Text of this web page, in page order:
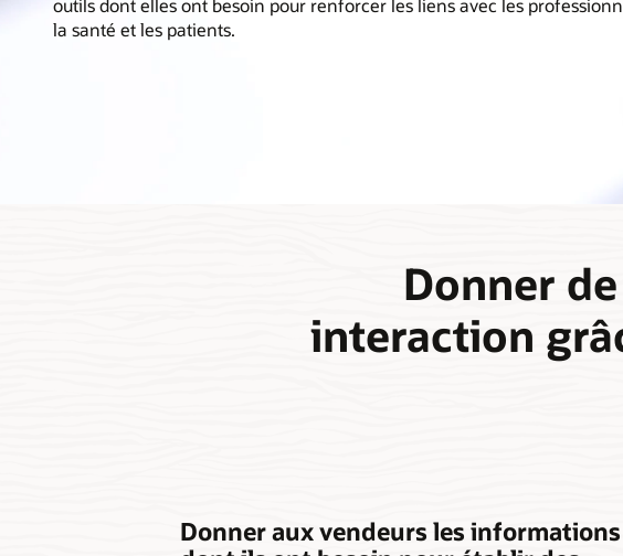
la santé et les patients.
Donner
interaction
Donner aux vendeurs les informations